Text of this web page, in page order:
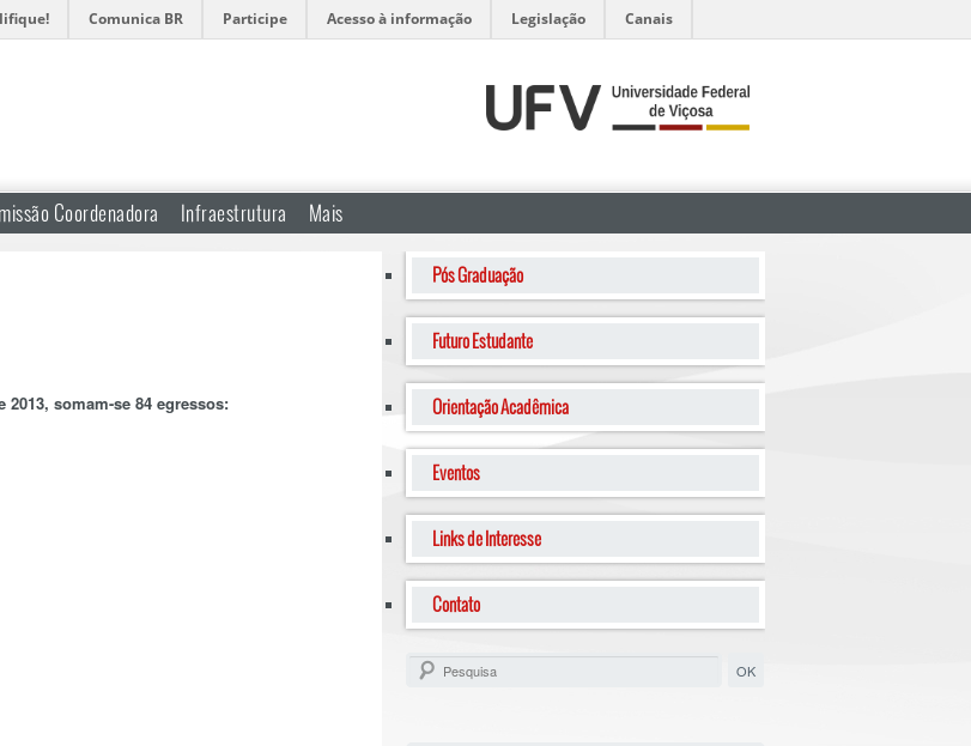
Comunica BR Participe Acesso à informação Legislação Canais
Coordenadora Infraestrutura Mais
somam-se 84 egressos:
Pós Graduação
Futuro Estudante
Orientação Acadêmica
Eventos
Links de Interesse
Contato